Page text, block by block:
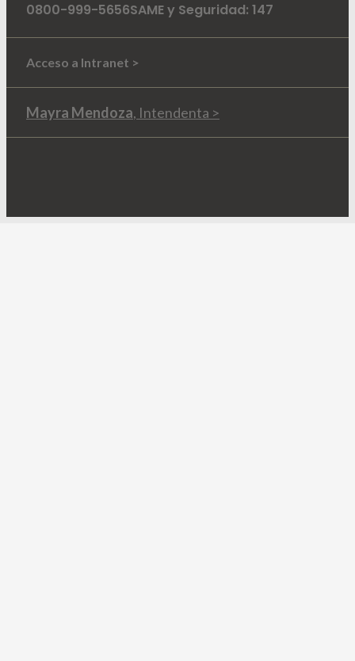
0800-999-5656SAME y Seguridad: 147
Acceso a Intranet >
Mayra Mendoza, Intendenta >